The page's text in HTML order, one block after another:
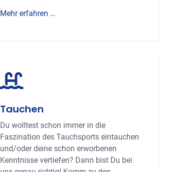
Mehr erfahren …
Tauchen
Du wolltest schon immer in die
Faszination des Tauchsports eintauchen
und/oder deine schon erworbenen
Kenntnisse vertiefen? Dann bist Du bei